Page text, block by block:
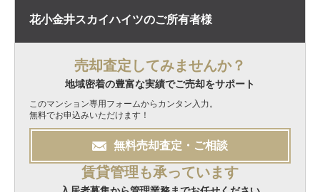
花小金井スカイハイツのご所有者様
売却査定してみませんか？
地域密着の豊富な実績でご売却をサポート
このマンション専用フォームからカンタン入力。
無料でお申込みいただけます！
無料売却査定・ご相談
賃貸管理も承っています